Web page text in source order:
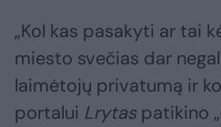
„Kol kas pasakyti ar tai
miesto svečias dar
laimėtojų privatumą ir
portalui Lrytaspatikino